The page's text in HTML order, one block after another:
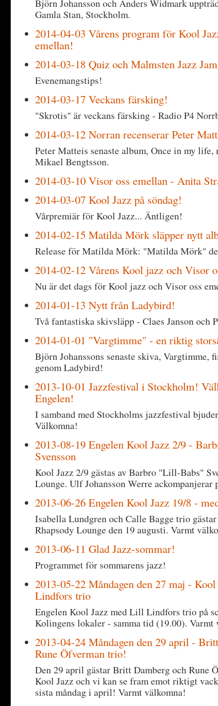
Björn Johansson och Anders Widmark
Gamla Stan, Stockholm.
2014-04-03 Vårens program för Kool
emellan!
2014-03-18 Quiz och Malmsten Jazz
Evenemangstips!
2014-03-17 Veckans färsking!
"Skrotis" är veckans färsking - Radio P4
2014-03-12 Norran recenserar Peter
Peter Matteis senaste album, Once in my life,
Mikael Bengtsson.
2014-03-10 Visor oss emellan - Anita
2014-03-07 Kool Jazz på söndag!
Vårpremiär för Kool Jazz... Äntligen!
2014-02-15 Matilda Mörk släpper nytt
Release för Matilda Mörk: "Matilda Mörk"
2014-02-12 Vårens Kool jazz och Visor
Nu är det dags för Kool jazz och Visor oss
2014-01-13 Nytt från Ladybird!
Två fantastiska skivsläpp - Claes Janson och
2014-01-01 "Vargtimme" - en riktig
Björn Johanssons senaste skiva,
genom Ladybird!
2013-10-01 Jazzfestival i Stockholm!
Engelen!
I samband med Stockholms jazzfestival
Välkomna!
2013-08-19 Engelen Kool Jazz 2/9 -
Svensson
Kool Jazz 2/9 gästas av Barbro "Lill-Babs"
Lounge. Ulf Johansson Werre ackompanjerar
2013-06-26 Engelen Kool Jazz 19/8 -
Isabella Lundgren och Calle Bagge trio
Rhapsody Lounge den 19 augusti. Varmt
2013-06-11 Glad Jazz-sommar!
Programmet för sommarens jazz!
2013-05-22 Måndagen den 27 maj -
Lindfors trio
Engelen Kool Jazz med Lill Lindfors trio på
Kolingens lokaler - samma tid (19.00). Varmt
2013-04-24 Måndagen den 29 april -
Rune Öfverman trio!
Den 29 april gästar Britt Damberg och Rune
Kool Jazz och vi kan se fram emot riktigt
sista måndag i april! Varmt välkomna!